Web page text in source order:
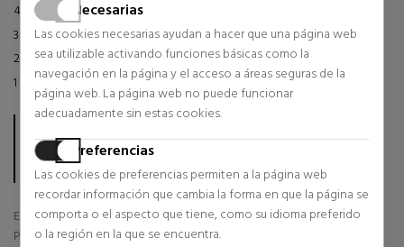
Necesarias
Las cookies necesarias ayudan a hacer que una página web
sea utilizable activando funciones básicas como la
navegación en la página y el acceso a áreas seguras de la
página web. La página web no puede funcionar
adecuadamente sin estas cookies.
Preferencias
Las cookies de preferencias permiten a la página web
recordar información que cambia la forma en que la página se
comporta o el aspecto que tiene, como su idioma preferido
o la región en la que se encuentra.
4 estrellas
3 estrellas
1%
2 estrellas
1 estrella
1%
La nota se calcula en base a las 1.126 opiniones de clientes de
Trusted Shops de los últimos 12 meses.
En total, sabinastore.com/es ya ha recopilado 6.723
valoraciones.
Entrega
Producto